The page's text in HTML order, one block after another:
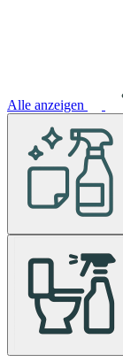
Alle anzeigen